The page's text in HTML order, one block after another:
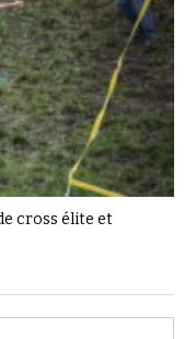
cross élite et